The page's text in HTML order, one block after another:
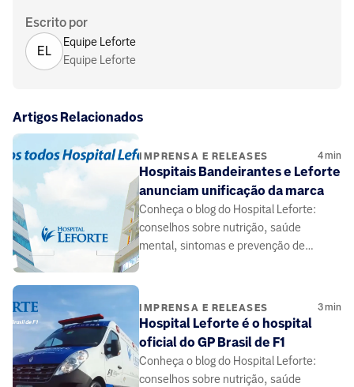
Escrito por
EL
Equipe Leforte
Equipe Leforte
Artigos Relacionados
IMPRENSA E RELEASES 4min
Hospitais Bandeirantes e Leforte
anunciam unificação da marca
Conheça o blog do Hospital Leforte:
conselhos sobre nutrição, saúde
mental, sintomas e prevenção de
IMPRENSA E RELEASES 3min
Hospital Leforte é o hospital
oficial do GP Brasil de F1
Conheça o blog do Hospital Leforte:
conselhos sobre nutrição, saúde